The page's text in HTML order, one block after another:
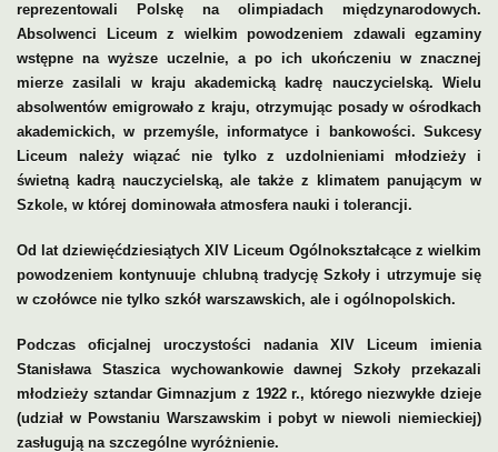
reprezentowali Polskę na olimpiadach międzynarodowych.
Absolwenci Liceum z wielkim powodzeniem zdawali egzaminy
wstępne na wyższe uczelnie, a po ich ukończeniu w znacznej
mierze zasilali w kraju akademicką kadrę nauczycielską. Wielu
absolwentów emigrowało z kraju, otrzymując posady w ośrodkach
akademickich, w przemyśle, informatyce i bankowości. Sukcesy
Liceum należy wiązać nie tylko z uzdolnieniami młodzieży i
świetną kadrą nauczycielską, ale także z klimatem panującym w
Szkole, w której dominowała atmosfera nauki i tolerancji.
Od lat dziewięćdziesiątych XIV Liceum Ogólnokształcące z wielkim
powodzeniem kontynuuje chlubną tradycję Szkoły i utrzymuje się
w czołówce nie tylko szkół warszawskich, ale i ogólnopolskich.
Podczas oficjalnej uroczystości nadania XIV Liceum imienia
Stanisława Staszica wychowankowie dawnej Szkoły przekazali
młodzieży sztandar Gimnazjum z 1922 r., którego niezwykłe dzieje
(udział w Powstaniu Warszawskim i pobyt w niewoli niemieckiej)
zasługują na szczególne wyróżnienie.